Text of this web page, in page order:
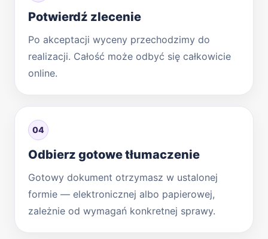
Potwierdź zlecenie
Po akceptacji wyceny przechodzimy do
realizacji. Całość może odbyć się całkowicie
online.
04
Odbierz gotowe tłumaczenie
Gotowy dokument otrzymasz w ustalonej
formie — elektronicznej albo papierowej,
zależnie od wymagań konkretnej sprawy.